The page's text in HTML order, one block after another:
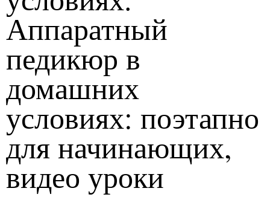
Аппаратный
педикюр в
домашних
условиях: поэтапно
для начинающих,
видео уроки